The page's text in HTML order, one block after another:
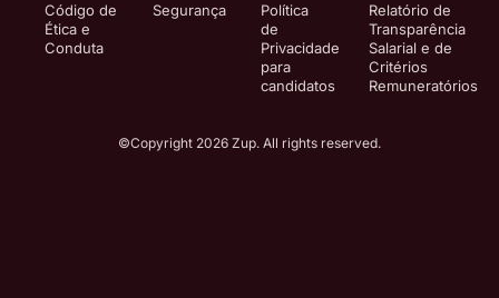
Código de
Ética e
Conduta
Segurança
Política
de
Privacidade
para
candidatos
Relatório de
Transparência
Salarial e de
Critérios
Remuneratórios
©Copyright 2026 Zup. All rights reserved.